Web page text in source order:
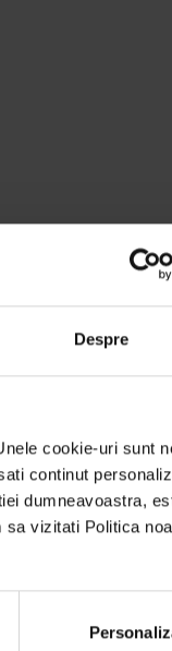
Despre
cookie-uri sunt
continut
dumneavoastra,
sa vizitati Politica